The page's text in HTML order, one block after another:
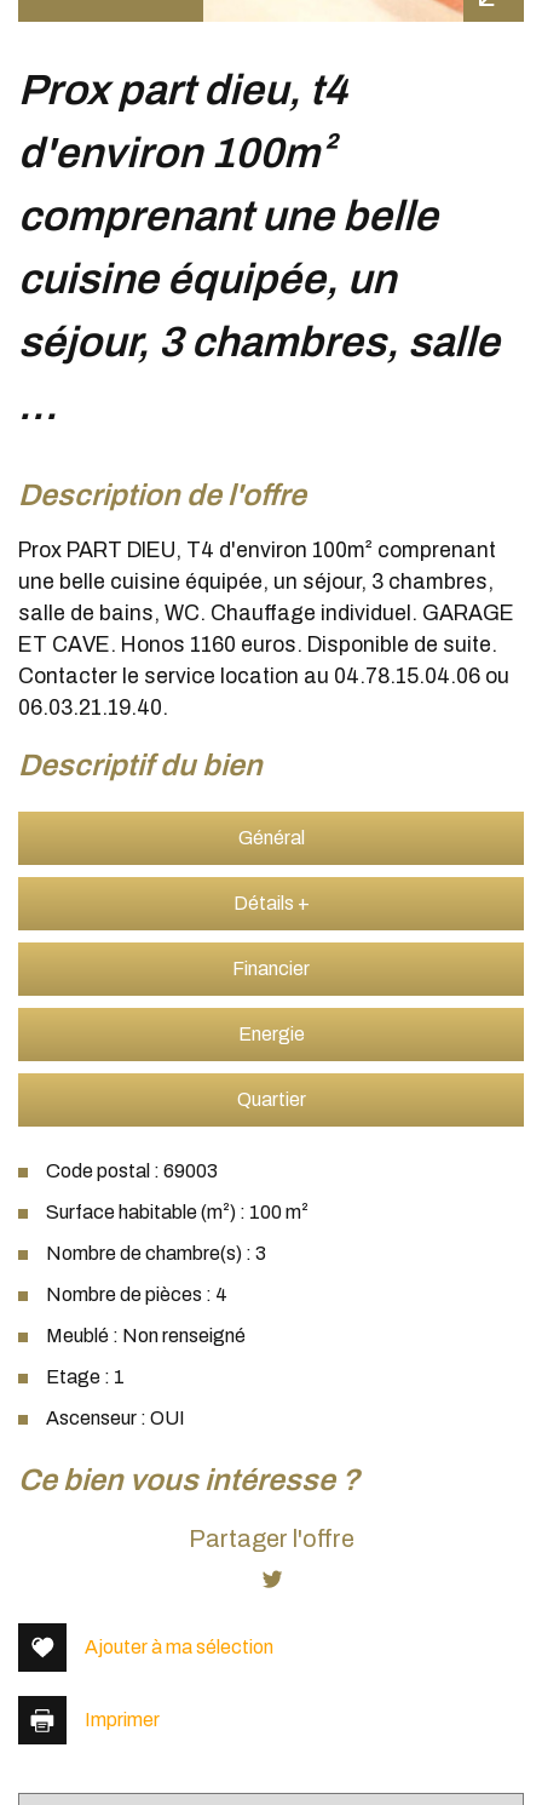
prox part dieu, t4
d'environ 100m²
comprenant une belle
cuisine équipée, un
séjour, 3 chambres, salle
...
description de l'offre
Prox PART DIEU, T4 d'environ 100m² comprenant
une belle cuisine équipée, un séjour, 3 chambres,
salle de bains, WC. Chauffage individuel. GARAGE
ET CAVE. Honos 1160 euros. Disponible de suite.
Contacter le service location au 04.78.15.04.06 ou
06.03.21.19.40.
descriptif du bien
Général
Détails +
Financier
Energie
Quartier
Code postal : 69003
Surface habitable (m²) : 100 m²
Nombre de chambre(s) : 3
Nombre de pièces : 4
Meublé : Non renseigné
Etage : 1
Ascenseur : OUI
la ville de lyon (69003)
ce bien vous intéresse ?
Partager l'offre
Ajouter à ma sélection
Imprimer